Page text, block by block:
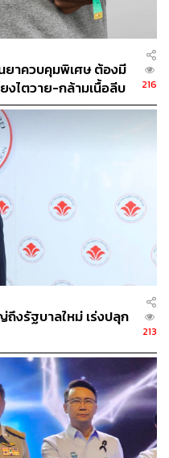
ยาควบคุมพิเศษ ต้องมี
งไตวาย-กล้ามเนื้อลีบ
216
งรัฐบาลใหม่ เร่งปลุก
213